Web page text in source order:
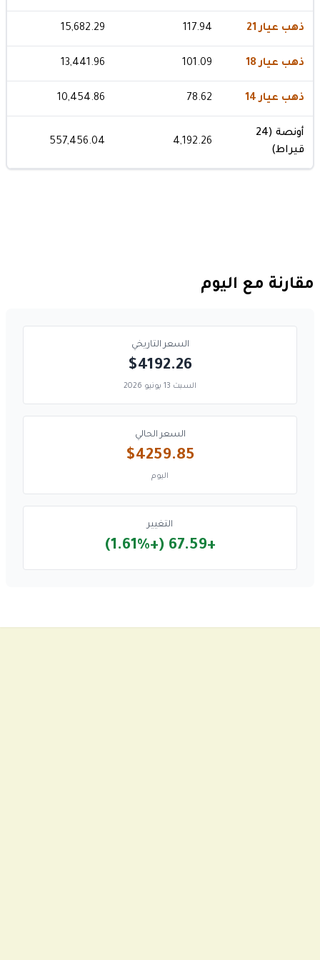
ذهب عيار 21 117.94
15,682.29
ذهب عيار 18 101.09
13,441.96
ذهب عيار 14 78.62
10,454.86
أونصة (24
قيراط)
4,192.26
557,456.04
مقارنة مع اليوم
السعر التاريخي
$4192.26
السبت 13 يونيو 2026
السعر الحالي
$4259.85
اليوم
التغيير
+67.59 (+1.61%)